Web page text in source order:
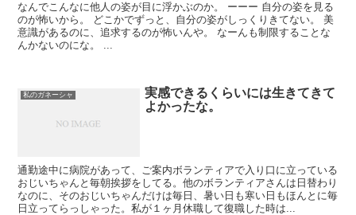
なんでこんなに他人の姿が目に浮かぶのか。 ーーー 自分の姿を見る
のが怖いから。 どこかでずっと、自分の姿がしっくりきてない。 美
意識があるのに、追求するのが怖いんや。 なーんも制限することな
んかないのにな。 ...
私のガネーシャ
実感できるくらいには生きてきて
よかったな。
通勤途中に病院があって、ご案内ボランティアで入り口に立っている
おじいちゃんと毎朝挨拶をしてる。他のボランティアさんは日替わり
なのに、そのおじいちゃんだけは毎日、暑い日も寒い日もほんとに毎
日立ってらっしゃった。私が１ヶ月休職して復職した時は...